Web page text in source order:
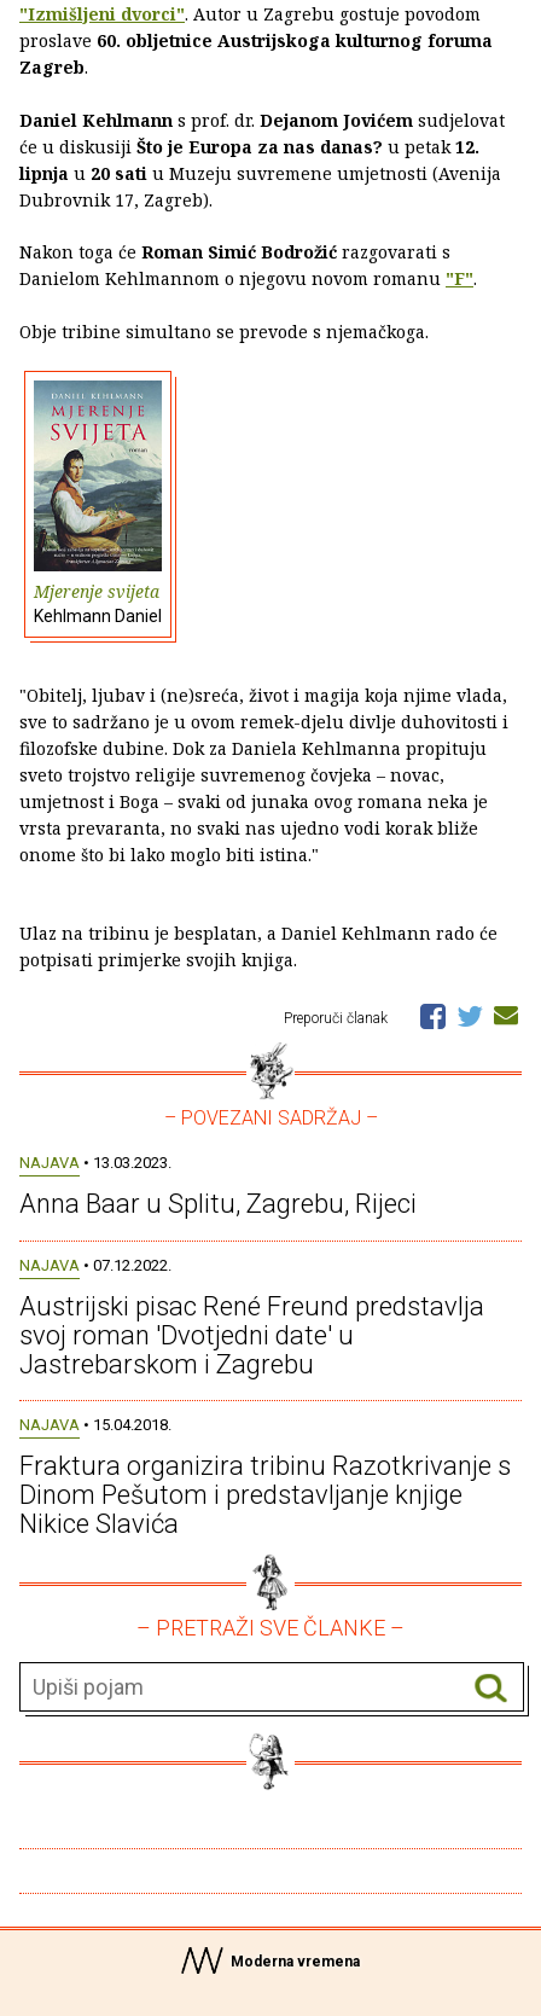
"Izmišljeni dvorci". Autor u Zagrebu gostuje povodom
proslave 60. obljetnice Austrijskoga kulturnog foruma
Zagreb.
Daniel Kehlmann s prof. dr. Dejanom Jovićem sudjelovat
će u diskusiji Što je Europa za nas danas? u petak12.
lipnja u 20 sati u Muzeju suvremene umjetnosti (Avenija
Dubrovnik 17, Zagreb).
Nakon toga će Roman Simić Bodrožić razgovarati s
Danielom Kehlmannom o njegovu novom romanu "F".
Obje tribine simultano se prevode s njemačkoga.
Mjerenje svijeta
Kehlmann Daniel
"Obitelj, ljubav i (ne)sreća, život i magija koja njime vlada,
sve to sadržano je u ovom remek-djelu divlje duhovitosti i
filozofske dubine. Dok za Daniela Kehlmanna propituju
sveto trojstvo religije suvremenog čovjeka – novac,
umjetnost i Boga – svaki od junaka ovog romana neka je
vrsta prevaranta, no svaki nas ujedno vodi korak bliže
onome što bi lako moglo biti istina."
Ulaz na tribinu je besplatan, a Daniel Kehlmann rado će
potpisati primjerke svojih knjiga.
Preporuči članak
– POVEZANI SADRŽAJ –
NAJAVA • 13.03.2023.
Anna Baar u Splitu, Zagrebu, Rijeci
NAJAVA • 07.12.2022.
Austrijski pisac René Freund predstavlja
svoj roman 'Dvotjedni date' u
Jastrebarskom i Zagrebu
NAJAVA • 15.04.2018.
Fraktura organizira tribinu Razotkrivanje s
Dinom Pešutom i predstavljanje knjige
Nikice Slavića
– PRETRAŽI SVE ČLANKE –
Moderna vremena